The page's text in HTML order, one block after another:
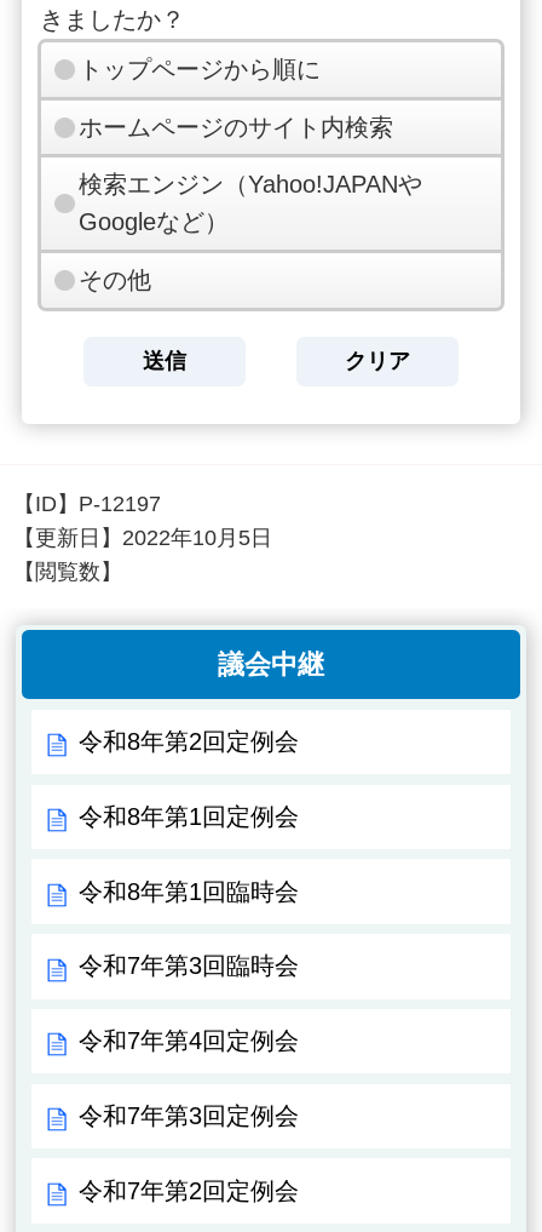
きましたか？
トップページから順に
ホームページのサイト内検索
検索エンジン（Yahoo!JAPANや
Googleなど）
その他
【ID】 P-12197
【更新日】 2022年10月5日
【閲覧数】
議会中継
令和8年第2回定例会
令和8年第1回定例会
令和8年第1回臨時会
令和7年第3回臨時会
令和7年第4回定例会
令和7年第3回定例会
令和7年第2回定例会